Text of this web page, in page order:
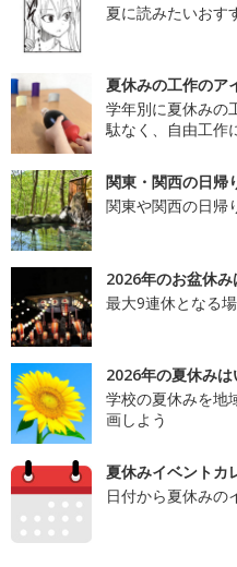
夏に読みたいおす
夏休みの工作のア
学年別に夏休みの
駄なく、自由工作
関東・関西の日帰
関東や関西の日帰
2026年のお盆休
最大9連休となる
2026年の夏休み
学校の夏休みを地
画しよう
夏休みイベントカ
日付から夏休みの